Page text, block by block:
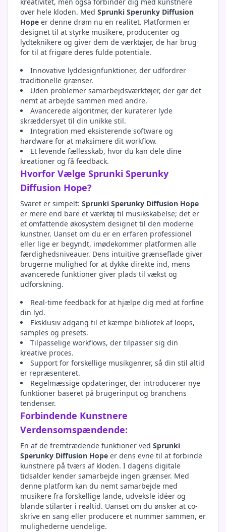
over hele kloden. Med Sprunki Sperunky Diffusion
Hope er denne drøm nu en realitet. Platformen er
designet til at styrke musikere, producenter og
lydteknikere og giver dem de værktøjer, de har brug
for til at frigøre deres fulde potentiale.
Innovative lyddesignfunktioner, der udfordrer
traditionelle grænser.
Uden problemer samarbejdsværktøjer, der gør det
nemt at arbejde sammen med andre.
Avancerede algoritmer, der kuraterer lyde
skræddersyet til din unikke stil.
Integration med eksisterende software og
hardware for at maksimere dit workflow.
Et levende fællesskab, hvor du kan dele dine
kreationer og få feedback.
Hvorfor Vælge Sprunki Sperunky
Diffusion Hope?
Svaret er simpelt: Sprunki Sperunky Diffusion Hope
er mere end bare et værktøj til musikskabelse; det er
et omfattende økosystem designet til den moderne
kunstner. Uanset om du er en erfaren professionel
eller lige er begyndt, imødekommer platformen alle
færdighedsniveauer. Dens intuitive grænseflade giver
brugerne mulighed for at dykke direkte ind, mens
avancerede funktioner giver plads til vækst og
udforskning.
Real-time feedback for at hjælpe dig med at forfine
din lyd.
Eksklusiv adgang til et kæmpe bibliotek af loops,
samples og presets.
Tilpasselige workflows, der tilpasser sig din
kreative proces.
Support for forskellige musikgenrer, så din stil altid
er repræsenteret.
Regelmæssige opdateringer, der introducerer nye
funktioner baseret på brugerinput og branchens
tendenser.
Forbindende Kunstnere
Verdensomspændende:
En af de fremtrædende funktioner ved Sprunki
Sperunky Diffusion Hope er dens evne til at forbinde
kunstnere på tværs af kloden. I dagens digitale
tidsalder kender samarbejde ingen grænser. Med
denne platform kan du nemt samarbejde med
musikere fra forskellige lande, udveksle idéer og
blande stilarter i realtid. Uanset om du ønsker at co-
skrive en sang eller producere et nummer sammen, er
mulighederne uendelige.